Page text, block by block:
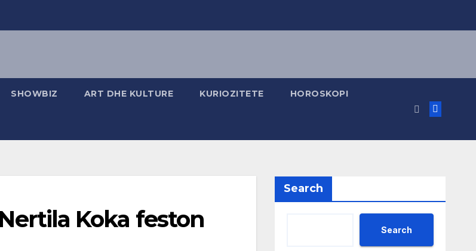
SHOWBIZ ART DHE KULTURE KURIOZITETE HOROSKOPI
Koka feston
Search
Search